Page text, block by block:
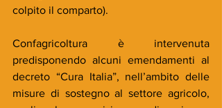
colpito il comparto).
Confagricoltura è intervenuta
predisponendo alcuni emendamenti al
decreto “Cura Italia”, nell’ambito delle
misure di sostegno al settore agricolo,